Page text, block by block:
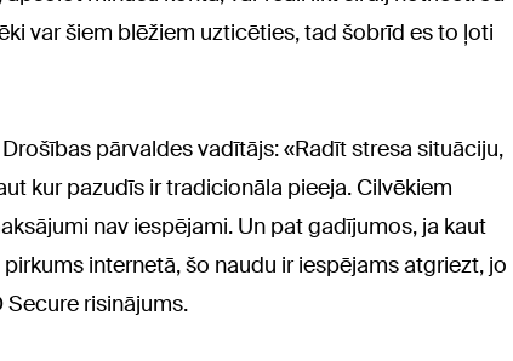
var šiem blēžiem uzticēties, tad šobrīd es to ļoti
pārvaldes vadītājs: «Radīt stresa situāciju,
kur pazudīs ir tradicionāla pieeja. Cilvēkiem
nav iespējami. Un pat gadījumos, ja kaut
internetā, šo naudu ir iespējams atgriezt, jo
risinājums.